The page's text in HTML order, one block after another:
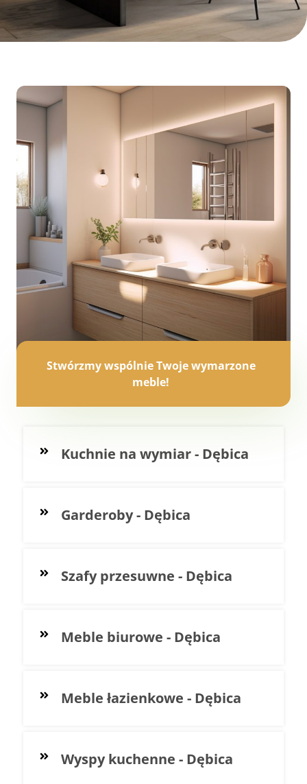
Stwórzmy wspólnie Twoje wymarzone
meble!
Kuchnie na wymiar - Dębica
Garderoby - Dębica
Szafy przesuwne - Dębica
Meble biurowe - Dębica
Meble łazienkowe - Dębica
Wyspy kuchenne - Dębica